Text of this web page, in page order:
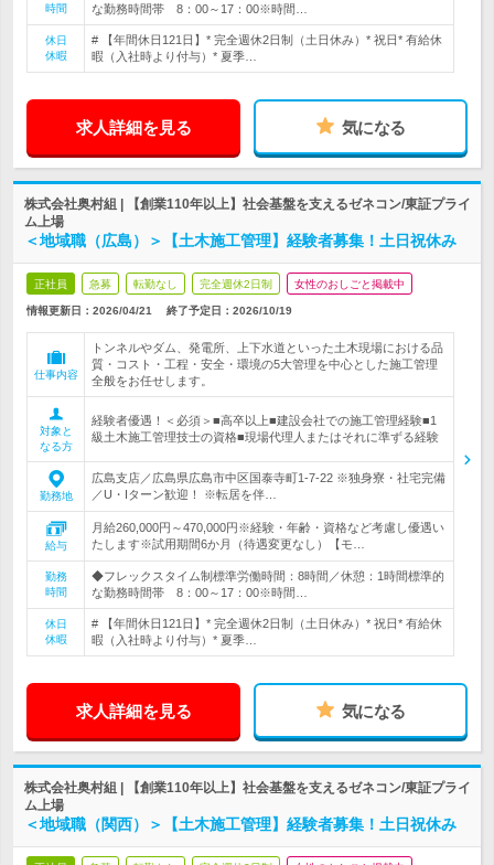
時間
な勤務時間帯 8：00～17：00※時間…
休日
休暇
# 【年間休日121日】* 完全週休2日制（土日休み）* 祝日* 有給休
暇（入社時より付与）* 夏季…
求人詳細を見る 気になる
株式会社奥村組 | 【創業110年以上】社会基盤を支えるゼネコン/東証プライ
ム上場
＜地域職（広島）＞【土木施工管理】経験者募集！土日祝休み
正社員 急募 転勤なし 完全週休2日制 女性のおしごと掲載中
情報更新日：2026/04/21 終了予定日： 2026/10/19
仕事内容
トンネルやダム、発電所、上下水道といった土木現場における品
質・コスト・工程・安全・環境の5大管理を中心とした施工管理
全般をお任せします。
対象と
なる方
経験者優遇！＜必須＞■高卒以上■建設会社での施工管理経験■1
級土木施工管理技士の資格■現場代理人またはそれに準ずる経験
勤務地
広島支店／広島県広島市中区国泰寺町1-7-22 ※独身寮・社宅完備
／U・Iターン歓迎！ ※転居を伴…
給与
月給260,000円～470,000円※経験・年齢・資格など考慮し優遇い
たします※試用期間6か月（待遇変更なし）【モ…
勤務
時間
◆フレックスタイム制標準労働時間：8時間／休憩：1時間標準的
な勤務時間帯 8：00～17：00※時間…
休日
休暇
# 【年間休日121日】* 完全週休2日制（土日休み）* 祝日* 有給休
暇（入社時より付与）* 夏季…
求人詳細を見る 気になる
株式会社奥村組 | 【創業110年以上】社会基盤を支えるゼネコン/東証プライ
ム上場
＜地域職（関西）＞【土木施工管理】経験者募集！土日祝休み